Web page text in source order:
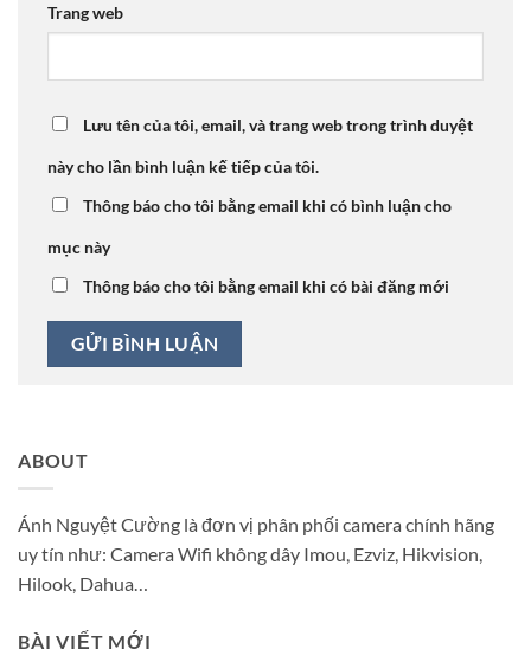
ABOUT
Ánh Nguyệt Cường là đơn vị phân phối camera chính hãng
uy tín như: Camera Wifi không dây Imou, Ezviz, Hikvision,
Hilook, Dahua…
BÀI VIẾT MỚI
Trang web
Lưu tên của tôi, email, và trang web trong trình duyệt
này cho lần bình luận kế tiếp của tôi.
Thông báo cho tôi bằng email khi có bình luận cho
mục này
Thông báo cho tôi bằng email khi có bài đăng mới